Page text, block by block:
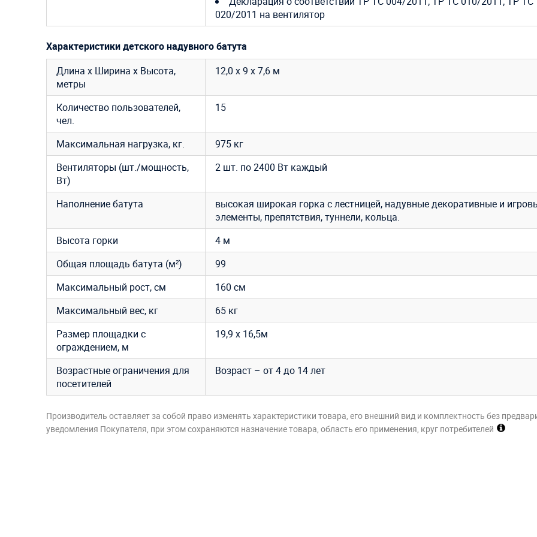
020/2011 на вентилятор
Характеристики детского надувного батута
Длина х Ширина х Высота,
метры
12,0 х 9 х 7,6 м
Количество пользователей,
чел.
15
Максимальная нагрузка, кг.
975 кг
Вентиляторы (шт./мощность,
Вт)
2 шт. по 2400 Вт каждый
Наполнение батута
высокая широкая горка с лестницей, надувные декоративные и
элементы, препятствия, туннели, кольца.
Высота горки
4 м
Общая площадь батута (м²)
99
Максимальный рост, см
160 см
Максимальный вес, кг
65 кг
Размер площадки с
ограждением, м
19,9 х 16,5м
Возрастные ограничения для
посетителей
Возраст – от 4 до 14 лет
Производитель оставляет за собой право изменять характеристики товара, его внешний вид и комплектность без
уведомления Покупателя, при этом сохраняются назначение товара, область его применения, круг потребителей